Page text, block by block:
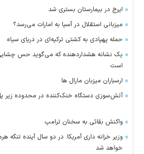
ایرج در بیمارستان بستری شد
میزبانی استقلال در آسیا به امارات می‌رسد؟
حمله پهپادی به کشتی ترکیه‌ای در دریای سیاه
یک نشانه هشداردهنده که می‌گوید حس چشایی
است
ارسباران میزبان مارال ها
آتش‌سوزی دستگاه خنک‌کننده در محدوده زیر
واکنش بقائی به سخنان ترامپ
وزیر خزانه داری آمریکا: در دو سال آینده تنگه
خواهد شد